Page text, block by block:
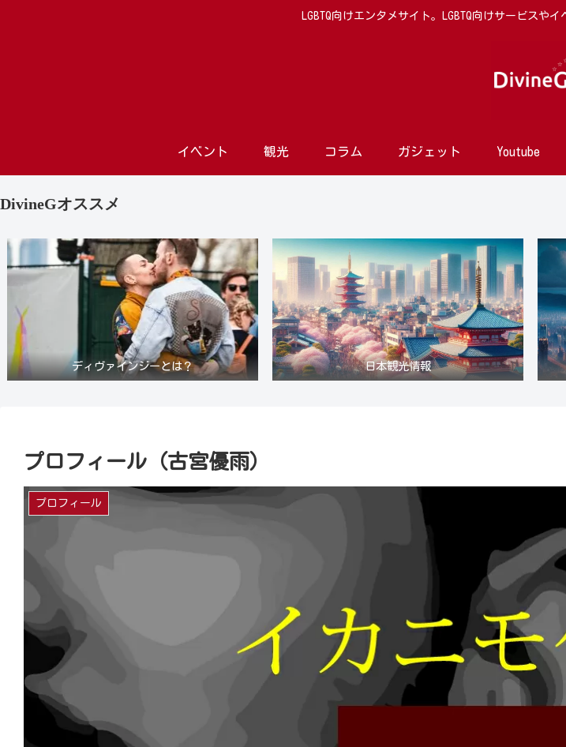
LGBTQ向けエンタメサイト。LGBTQ向けサービスや
イベント 観光 コラム ガジェット Youtube
DivineGオススメ
ディヴァインジーとは？ 日本観光情報
プロフィール（古宮優雨）
プロフィール